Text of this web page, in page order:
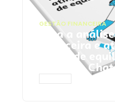
GESTÃO FINANCEIRA
Faça a análise
financeira e
ponto de
Prompts